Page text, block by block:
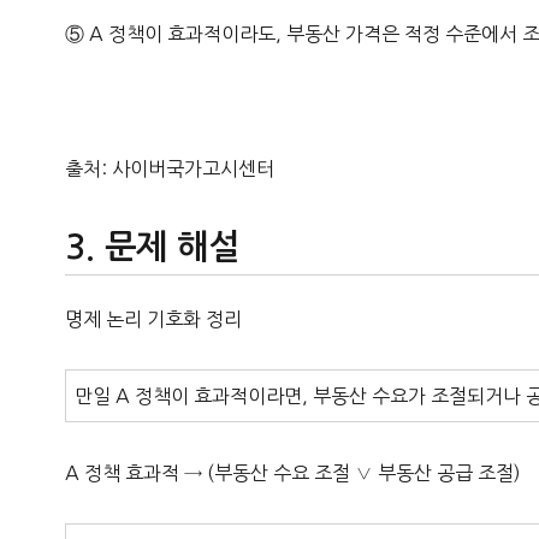
⑤ A 정책이 효과적이라도, 부동산 가격은 적정 수준에서
출처: 사이버국가고시센터
문제 해설
명제 논리 기호화 정리
만일 A 정책이 효과적이라면, 부동산 수요가 조절되거나
A 정책 효과적 → (부동산 수요 조절 ∨ 부동산 공급 조절)